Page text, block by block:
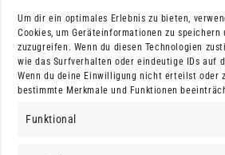
Um dir ein optimales Erlebnis zu bieten,
Cookies, um Geräteinformationen zu speichern
zuzugreifen. Wenn du diesen Technologien
wie das Surfverhalten oder eindeutige IDs auf
Wenn du deine Einwilligung nicht erteilst oder
bestimmte Merkmale und Funktionen
Funktional
in
Melde dich: